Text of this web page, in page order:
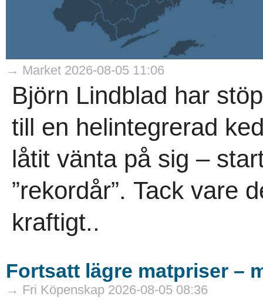
→ Market 2026-08-05 11:06
Björn Lindblad har
till en helintegrerad
låtit vänta på sig –
”rekordår”. Tack vare
kraftigt..
Fortsatt lägre matpriser –
→ Fri Köpenskap 2026-08-05 08:36